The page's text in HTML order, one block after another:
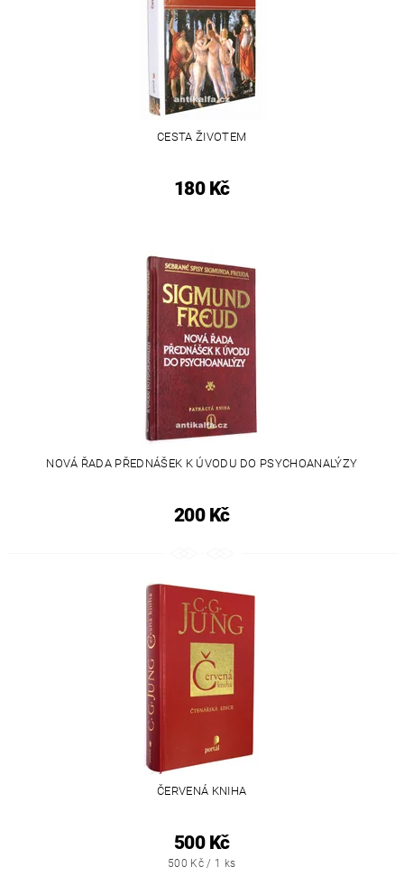
CESTA ŽIVOTEM
180 Kč
NOVÁ ŘADA PŘEDNÁŠEK K ÚVODU DO PSYCHOANALÝZY
200 Kč
ČERVENÁ KNIHA
500 Kč
500 Kč / 1 ks